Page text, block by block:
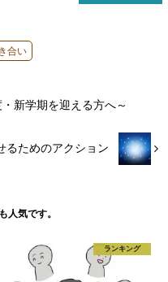
合い
新学期を迎える方へ～
るためのアクション
人気です。
ランキング